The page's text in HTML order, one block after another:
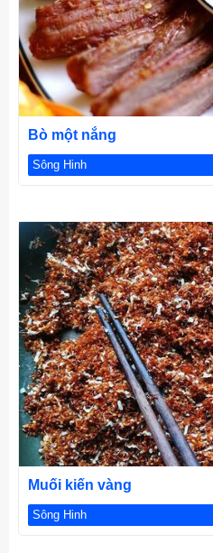
Bò một nắng
Sông Hinh
CHI
Muối kiến vàng
Sông Hinh
CHI